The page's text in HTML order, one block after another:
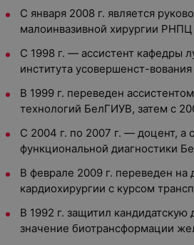
С января 2008 г. является
малоинвазивной хирургии РНПЦ
С 1998 г. — ассистент кафедры
института усовершенст-
В 1999 г. переведен
технологий БелГИУВ, затем с
С 2004 г. по 2007 г. — доцент, а
функциональной диагностики
В феврале 2009 г. переведен
кардиохирургии с курсом
В 1992 г. защитил
значение биотрансформации